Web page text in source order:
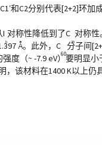
和C2分别代表[2+2]环加
I
h
对称性降低到了C
2h
对称性
Å。此外，C
60
分子间
度（~ -7.9 eV）要明显小
，该材料在1400 K以上